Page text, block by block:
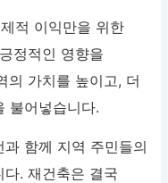
적 이익만을 위한
정적인 영향을
의 가치를 높이고, 더
불어넣습니다.
함께 지역 주민들의
. 재건축은 결국